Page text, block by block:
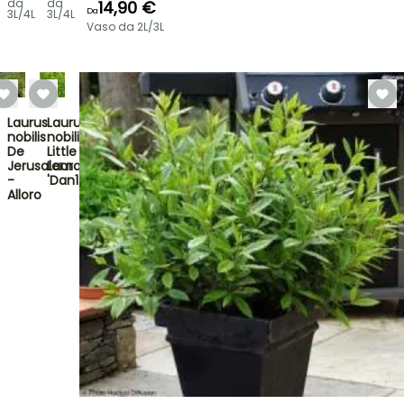
da
3L/4L
da
3L/4L Da14,90 €
Vaso da 2L/3L
Laurus
nobilis
De
Jerusalem
-
Alloro
Laurus
nobilis
Little
Laura
'Dan17'…